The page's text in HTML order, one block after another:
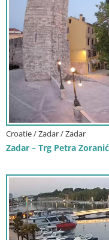
Croatie / Zadar / Zadar
Zadar – Trg Petra